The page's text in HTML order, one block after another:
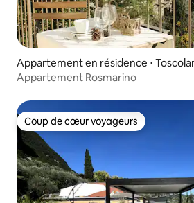
Appartement en résidence ⋅
rno
Appartement Rosmarino
Coup de cœur voyageurs
Coup de cœur voyageurs